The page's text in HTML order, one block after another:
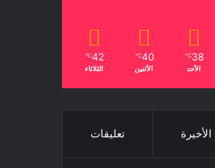
38
℃
الأحد
40
℃
الأثنين
42
℃
الثلاثاء
الأخيرة تعليقات